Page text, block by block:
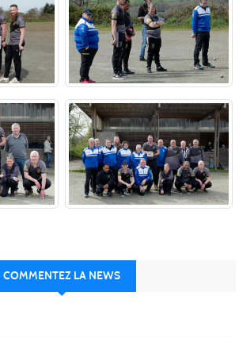
COMMENTEZ LA NEWS